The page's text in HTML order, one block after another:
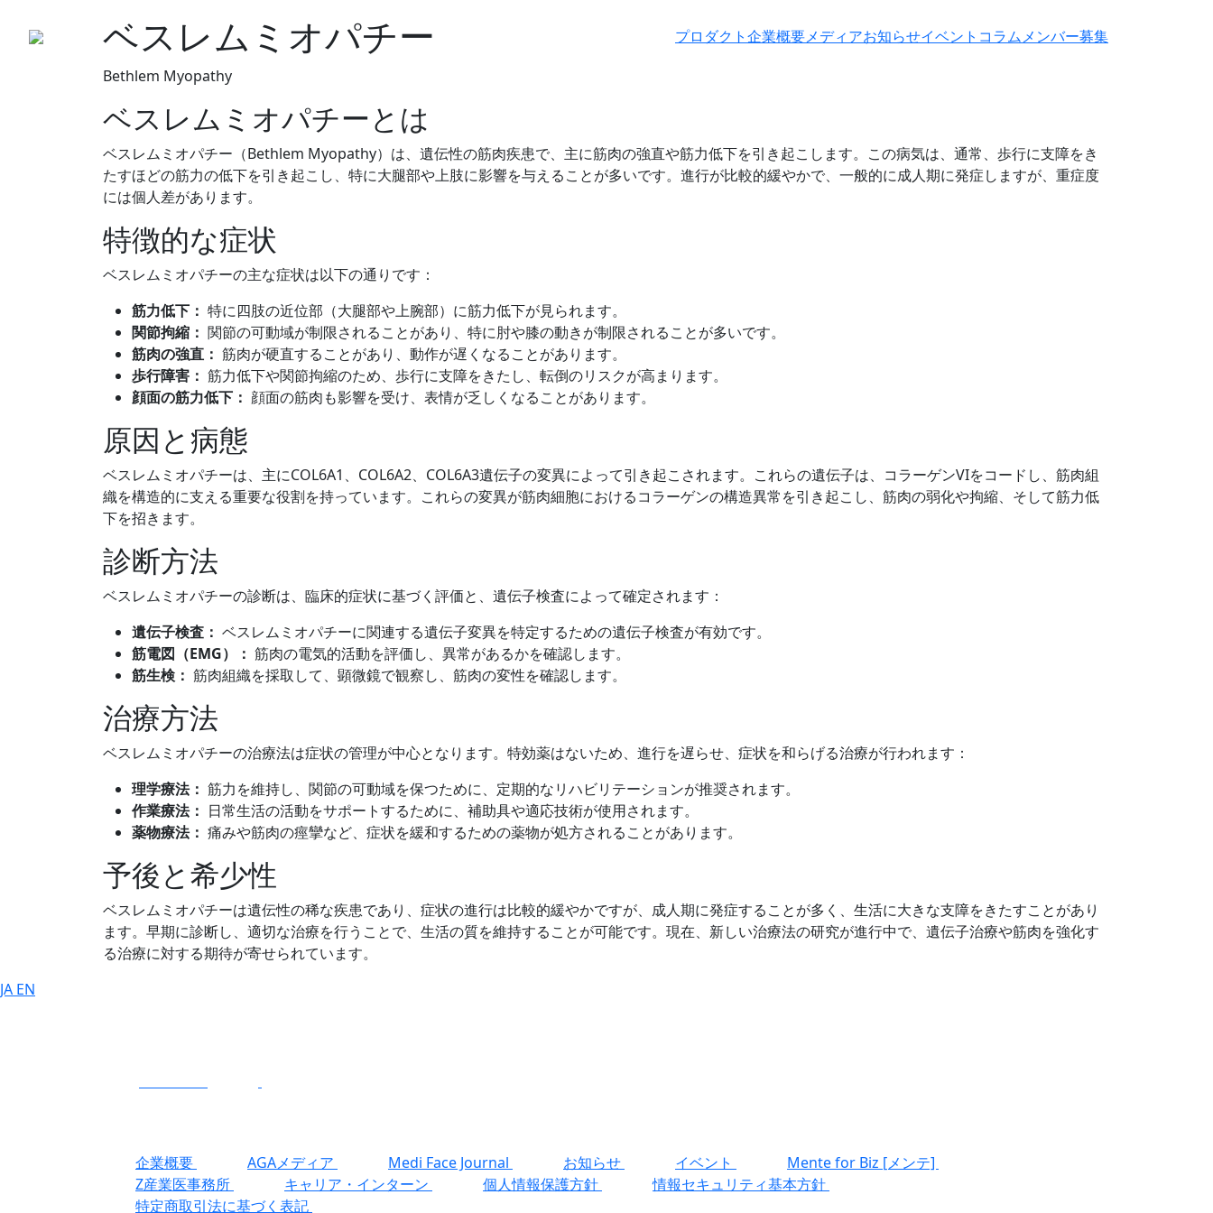
プロダクト企業概要メディアお知らせイベント コラムメンバー募集
ベスレムミオパチー
Bethlem Myopathy
ベスレムミオパチーとは
ベスレムミオパチー（Bethlem Myopathy）は、遺伝性の筋肉疾患で、主に筋肉の強直や筋力低下を引き起こします。この病気は、通常、歩行に支障をき
たすほどの筋力の低下を引き起こし、特に大腿部や上肢に影響を与えることが多いです。進行が比較的緩やかで、一般的に成人期に発症しますが、重症度
には個人差があります。
特徴的な症状
ベスレムミオパチーの主な症状は以下の通りです：
筋力低下： 特に四肢の近位部（大腿部や上腕部）に筋力低下が見られます。
関節拘縮： 関節の可動域が制限されることがあり、特に肘や膝の動きが制限されることが多いです。
筋肉の強直： 筋肉が硬直することがあり、動作が遅くなることがあります。
歩行障害： 筋力低下や関節拘縮のため、歩行に支障をきたし、転倒のリスクが高まります。
顔面の筋力低下： 顔面の筋肉も影響を受け、表情が乏しくなることがあります。
原因と病態
ベスレムミオパチーは、主にCOL6A1、COL6A2、COL6A3遺伝子の変異によって引き起こされます。これらの遺伝子は、コラーゲンVIをコードし、筋肉組
織を構造的に支える重要な役割を持っています。これらの変異が筋肉細胞におけるコラーゲンの構造異常を引き起こし、筋肉の弱化や拘縮、そして筋力低
下を招きます。
診断方法
ベスレムミオパチーの診断は、臨床的症状に基づく評価と、遺伝子検査によって確定されます：
遺伝子検査： ベスレムミオパチーに関連する遺伝子変異を特定するための遺伝子検査が有効です。
筋電図（EMG）： 筋肉の電気的活動を評価し、異常があるかを確認します。
筋生検： 筋肉組織を採取して、顕微鏡で観察し、筋肉の変性を確認します。
治療方法
ベスレムミオパチーの治療法は症状の管理が中心となります。特効薬はないため、進行を遅らせ、症状を和らげる治療が行われます：
理学療法： 筋力を維持し、関節の可動域を保つために、定期的なリハビリテーションが推奨されます。
作業療法： 日常生活の活動をサポートするために、補助具や適応技術が使用されます。
薬物療法： 痛みや筋肉の痙攣など、症状を緩和するための薬物が処方されることがあります。
予後と希少性
ベスレムミオパチーは遺伝性の稀な疾患であり、症状の進行は比較的緩やかですが、成人期に発症することが多く、生活に大きな支障をきたすことがあり
ます。早期に診断し、適切な治療を行うことで、生活の質を維持することが可能です。現在、新しい治療法の研究が進行中で、遺伝子治療や筋肉を強化す
る治療に対する期待が寄せられています。
JA EN
企業概要 AGAメディア Medi Face Journal お知らせ イベント
Mente for Biz [メンテ]
Z産業医事務所
キャリア・インターン 個人情報保護方針
情報セキュリティ基本方針
特定商取引法に基づく表記